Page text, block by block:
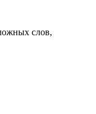
слов,